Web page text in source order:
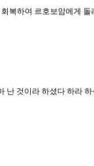
복하여 르호보암에게 돌
것이라 하셨다 하라